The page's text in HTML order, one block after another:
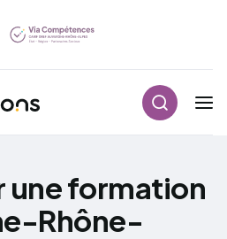
Navigation principale
une formation
Rhône-